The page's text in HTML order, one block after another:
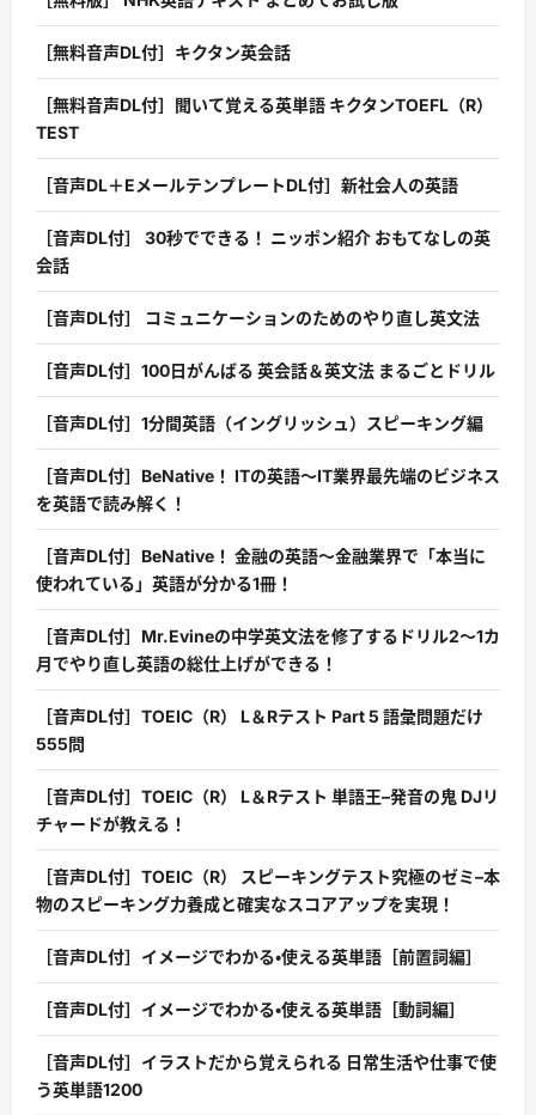
［無料音声DL付］キクタン英会話
［無料音声DL付］聞いて覚える英単語 キクタンTOEFL（R）
TEST
［音声DL＋EメールテンプレートDL付］新社会人の英語
［音声DL付］ 30秒でできる！ ニッポン紹介 おもてなしの英
会話
［音声DL付］ コミュニケーションのためのやり直し英文法
［音声DL付］100日がんばる 英会話＆英文法 まるごとドリル
［音声DL付］1分間英語（イングリッシュ）スピーキング編
［音声DL付］BeNative！ ITの英語〜IT業界最先端のビジネス
を英語で読み解く！
［音声DL付］BeNative！ 金融の英語〜金融業界で「本当に
使われている」英語が分かる1冊！
［音声DL付］Mr.Evineの中学英文法を修了するドリル2〜1カ
月でやり直し英語の総仕上げができる！
［音声DL付］TOEIC（R） L＆Rテスト Part 5 語彙問題だけ
555問
［音声DL付］TOEIC（R） L＆Rテスト 単語王–発音の鬼 DJリ
チャードが教える！
［音声DL付］TOEIC（R） スピーキングテスト究極のゼミ–本
物のスピーキング力養成と確実なスコアアップを実現！
［音声DL付］イメージでわかる・使える英単語［前置詞編］
［音声DL付］イメージでわかる・使える英単語［動詞編］
［音声DL付］イラストだから覚えられる 日常生活や仕事で使
う英単語1200